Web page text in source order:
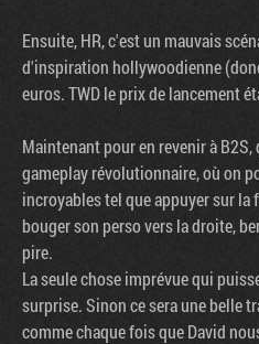
Ensuite, HR, c'est un mauvais
d'inspiration hollywoodienne
euros. TWD le prix de lancement
Maintenant pour en revenir à
gameplay révolutionnaire, où on
incroyables tel que appuyer sur
bouger son perso vers la droite,
pire.
La seule chose imprévue qui
surprise. Sinon ce sera une belle
comme chaque fois que David